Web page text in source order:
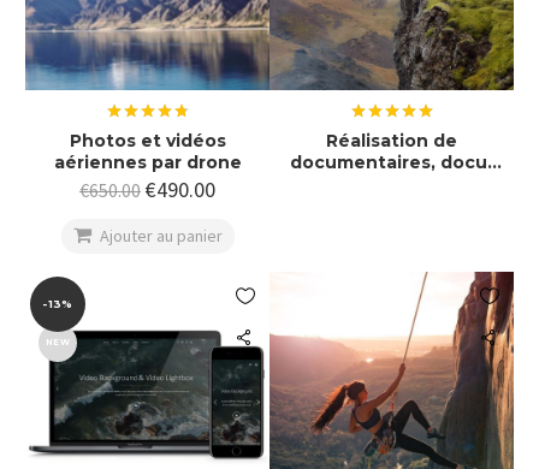
sur 5
Photos et vidéos
aériennes par drone
€650.00 €490.00
 Ajouter au panier
sur 5
Réalisation de
documentaires, docu-

-13%
NEW
